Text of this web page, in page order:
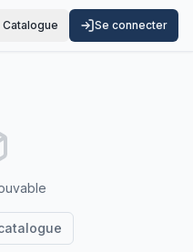
Catalogue Se connecter